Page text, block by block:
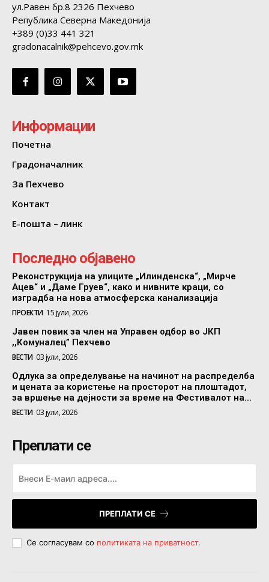
ул.Равен бр.8 2326 Пехчево
Република Северна Македонија
+389 (0)33 441 321
gradonacalnik@pehcevo.gov.mk
Информации
Почетна
Градоначалник
За Пехчево
Контакт
Е-пошта – линк
Последно објавено
Реконструкција на улиците „Илинденска“, „Мирче
Ацев“ и „Даме Груев“, како и нивните краци, со
изградба на нова атмосферска канализација
ПРОЕКТИ 15 јули, 2026
Јавен повик за член на Управен одбор во ЈКП
,,Комуналец” Пехчево
ВЕСТИ 03 јули, 2026
Одлука за определување на начинот на распределба
и цената за користење на просторот на плоштадот,
за вршење на дејности за време на Фестивалот на...
ВЕСТИ 03 јули, 2026
Преплати се
ПРЕПЛАТИ СЕ
Се согласувам со политиката на приватност.